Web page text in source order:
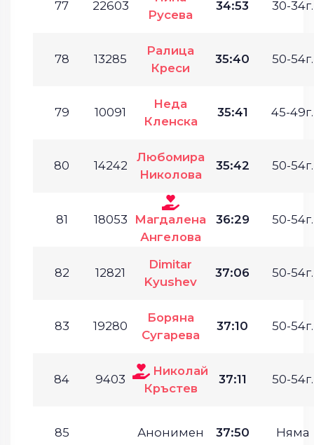
77 22603
Русева
34:53 30-34г.
78 13285
Ралица
Креси
35:40 50-54г.
79 10091
Неда
Кленска
35:41 45-49г.
80 14242
Любомира
Николова
35:42 50-54г.
81 18053
Магдалена
Ангелова
36:29 50-54г.
82 12821
Dimitar
Kyushev
37:06 50-54г.
83 19280
Боряна
Сугарева
37:10 50-54г.
84 9403
Николай
Кръстев
37:11 50-54г.
85 Анонимен 37:50 Няма